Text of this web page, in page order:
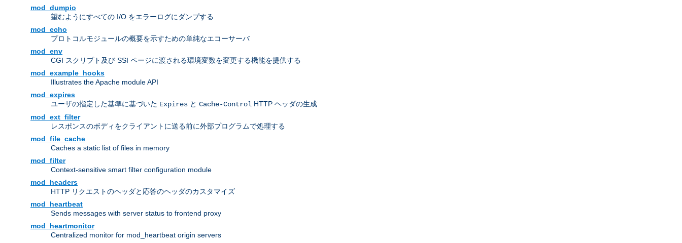
mod_dumpio
望むようにすべての I/O をエラーログにダンプする
mod_echo
プロトコルモジュールの概要を示すための単純なエコーサーバ
mod_env
CGI スクリプト及び SSI ページに渡される環境変数を変更する機能を提供する
mod_example_hooks
Illustrates the Apache module API
mod_expires
ユーザの指定した基準に基づいた Expires と Cache-Control HTTP ヘッダの生成
mod_ext_filter
レスポンスのボディをクライアントに送る前に外部プログラムで処理する
mod_file_cache
Caches a static list of files in memory
mod_filter
Context-sensitive smart filter configuration module
mod_headers
HTTP リクエストのヘッダと応答のヘッダのカスタマイズ
mod_heartbeat
Sends messages with server status to frontend proxy
mod_heartmonitor
Centralized monitor for mod_heartbeat origin servers